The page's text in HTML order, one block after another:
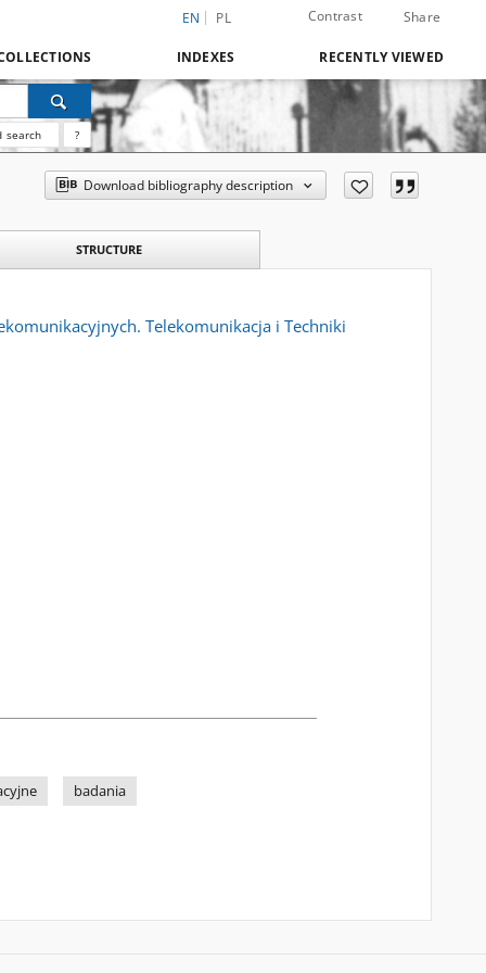
EN PL Contrast Share
INDEXES RECENTLY VIEWED
search ?
Download bibliography description
STRUCTURE
Telekomunikacja i Techniki
badania